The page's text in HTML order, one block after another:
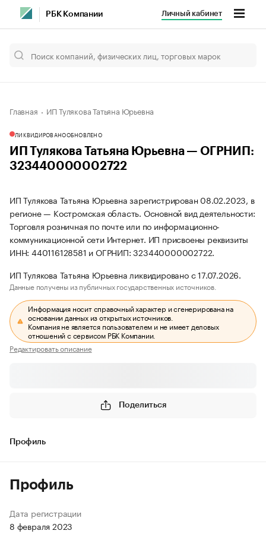
РБК Компании Личный кабинет
Главная ИП Тулякова Татьяна Юрьевна
ЛИКВИДИРОВАНООБНОВЛЕНО
ИП Тулякова Татьяна Юрьевна — ОГРНИП:
323440000002722
ИП Тулякова Татьяна Юрьевна зарегистрирован 08.02.2023, в
регионе — Костромская область. Основной вид деятельности:
Торговля розничная по почте или по информационно-
коммуникационной сети Интернет. ИП присвоены реквизиты
ИНН: 440116128581 и ОГРНИП: 323440000002722.
ИП Тулякова Татьяна Юрьевна ликвидировано с 17.07.2026.
Данные получены из публичных государственных источников.
Информация носит справочный характер и сгенерирована на
основании данных из открытых источников.
Компания не является пользователем и не имеет деловых
отношений с сервисом РБК Компании.
Редактировать описание
Поделиться
Профиль
Профиль
Дата регистрации
8 февраля 2023